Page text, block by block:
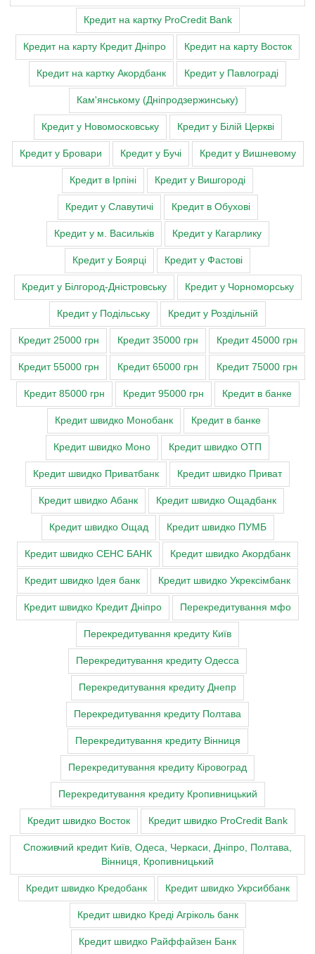
Кредит на картку ProCredit Bank
Кредит на карту Кредит Дніпро Кредит на карту Восток
Кредит на картку Акордбанк Кредит у Павлограді
Кам'янському (Дніпродзержинську)
Кредит у Новомосковську Кредит у Білій Церкві
Кредит у Бровари Кредит у Бучі Кредит у Вишневому
Кредит в Ірпіні Кредит у Вишгороді
Кредит у Славутичі Кредит в Обухові
Кредит у м. Васильків Кредит у Кагарлику
Кредит у Боярці Кредит у Фастові
Кредит у Білгород-Дністровську Кредит у Чорноморську
Кредит у Подільську Кредит у Роздільній
Кредит 25000 грн Кредит 35000 грн Кредит 45000 грн
Кредит 55000 грн Кредит 65000 грн Кредит 75000 грн
Кредит 85000 грн Кредит 95000 грн Кредит в банке
Кредит швидко Монобанк Кредит в банке
Кредит швидко Моно Кредит швидко ОТП
Кредит швидко Приватбанк Кредит швидко Приват
Кредит швидко Абанк Кредит швидко Ощадбанк
Кредит швидко Ощад Кредит швидко ПУМБ
Кредит швидко СЕНС БАНК Кредит швидко Акордбанк
Кредит швидко Ідея банк Кредит швидко Укрексімбанк
Кредит швидко Кредит Дніпро Перекредитування мфо
Перекредитування кредиту Київ
Перекредитування кредиту Одесса
Перекредитування кредиту Днепр
Перекредитування кредиту Полтава
Перекредитування кредиту Вінниця
Перекредитування кредиту Кіровоград
Перекредитування кредиту Кропивницький
Кредит швидко Восток Кредит швидко ProCredit Bank
Cпоживчий кредит Київ, Одеса, Черкаси, Дніпро, Полтава,
Вінниця, Кропивницький
Кредит швидко Кредобанк Кредит швидко Укрсиббанк
Кредит швидко Креді Агріколь банк
Кредит швидко Райффайзен Банк